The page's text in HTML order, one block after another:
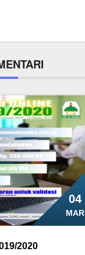
04
MAR
2020